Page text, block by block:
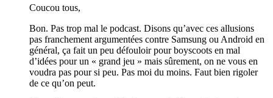
Coucou tous,
Bon. Pas trop mal le podcast. Disons qu’avec ces allusions
pas franchement argumentées contre Samsung ou Android en
général, ça fait un peu défouloir pour boyscoots en mal
d’idées pour un « grand jeu » mais sûrement, on ne vous en
voudra pas pour si peu. Pas moi du moins. Faut bien rigoler
de ce qu’on peut.